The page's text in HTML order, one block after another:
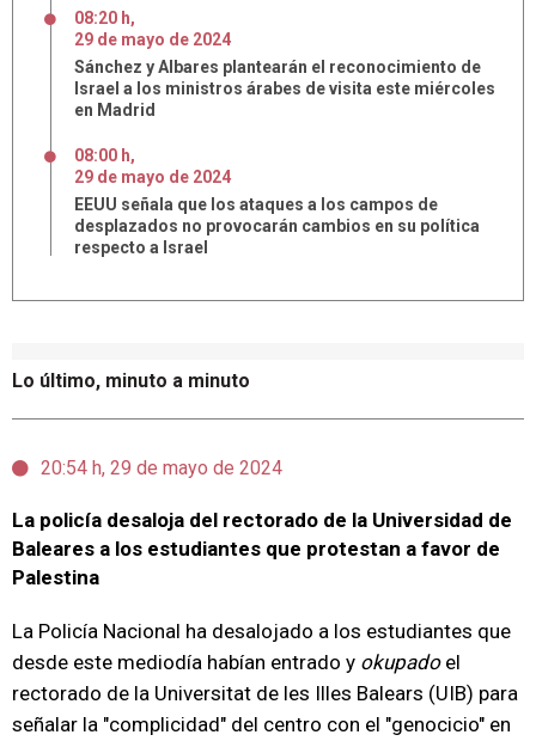
Lo último, minuto a minuto
20:54 h, 29 de mayo de 2024
La policía desaloja del rectorado de la Universidad de
Baleares a los estudiantes que protestan a favor de
Palestina
La Policía Nacional ha desalojado a los estudiantes que
desde este mediodía habían entrado y okupadoel
rectorado de la Universitat de les Illes Balears (UIB) para
señalar la "complicidad" del centro con el "genocicio" en
08:20 h,
29 de mayo de 2024
Sánchez y Albares plantearán el reconocimiento de
Israel a los ministros árabes de visita este miércoles
en Madrid
08:00 h,
29 de mayo de 2024
EEUU señala que los ataques a los campos de
desplazados no provocarán cambios en su política
respecto a Israel